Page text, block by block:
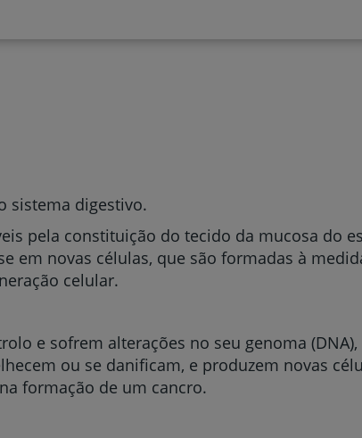
sistema digestivo.
pela constituição do tecido da mucosa do
em novas células, que são formadas à
celular.
e sofrem alterações no seu genoma
ou se danificam, e produzem novas
formação de um cancro.